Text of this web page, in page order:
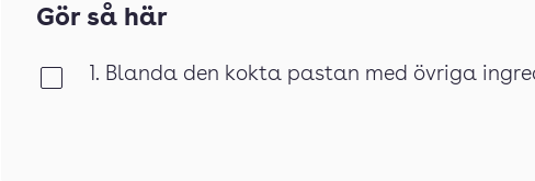
Gör så här
1. Blanda den kokta pastan med övriga